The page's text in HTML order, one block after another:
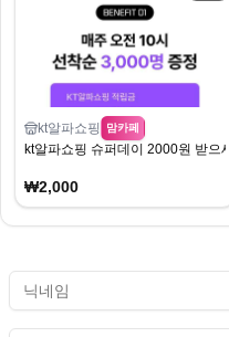
kt알파쇼핑 맘카페
kt알파쇼핑 슈퍼데이 2000원 받으
₩2,000